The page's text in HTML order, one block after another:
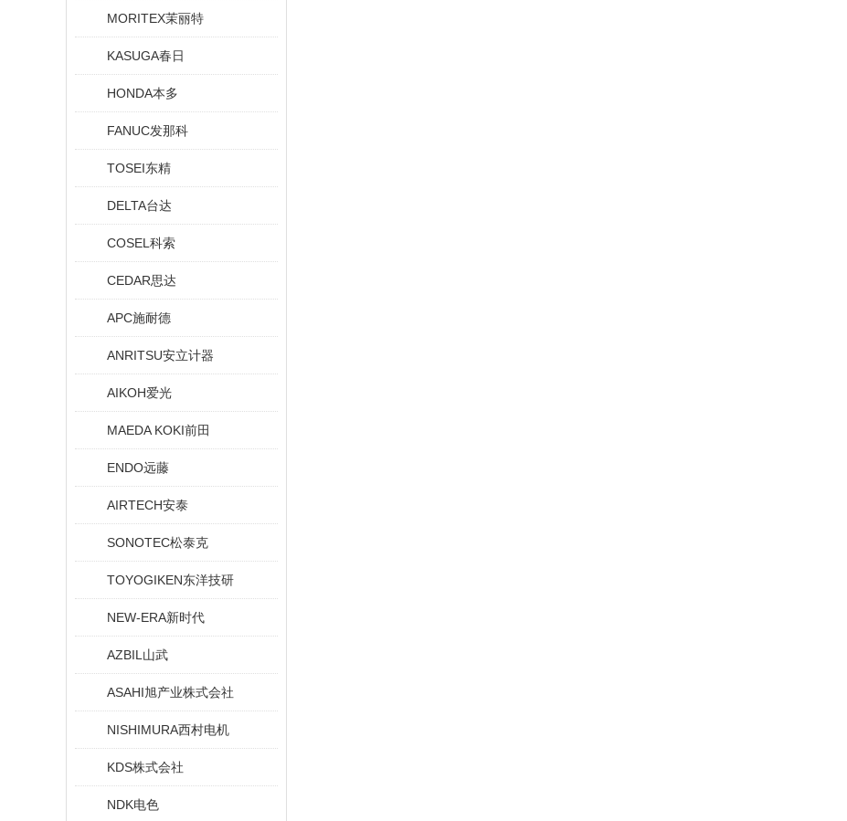
MORITEX茉丽特
KASUGA春日
HONDA本多
FANUC发那科
TOSEI东精
DELTA台达
COSEL科索
CEDAR思达
APC施耐德
ANRITSU安立计器
AIKOH爱光
MAEDA KOKI前田
ENDO远藤
AIRTECH安泰
SONOTEC松泰克
TOYOGIKEN东洋技研
NEW-ERA新时代
AZBIL山武
ASAHI旭产业株式会社
NISHIMURA西村电机
KDS株式会社
NDK电色